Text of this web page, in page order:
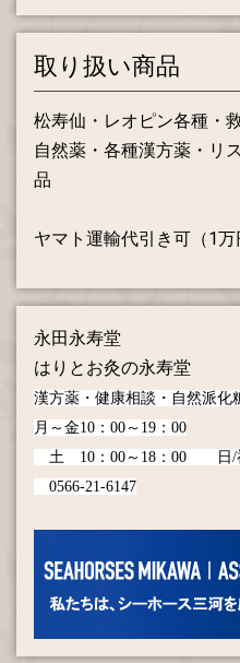
取り扱い商品
松寿仙・レオピン各種・
自然薬・各種漢方薬・リ
品
ヤマト運輸代引き可（1万
永田永寿堂
はりとお灸の永寿堂
漢方薬・健康相談・自然派化
月～金10：00～19：00
土 10：00～18：00
日
0566-21-6147